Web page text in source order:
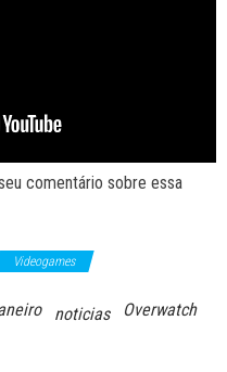
comentário sobre essa
Videogames
noticias
Overwatch